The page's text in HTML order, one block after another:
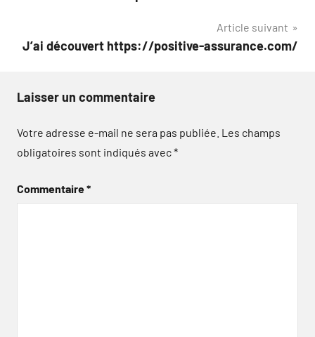
de
Article suivant
J’ai découvert https://positive-assurance.com/
Laisser un commentaire
Votre adresse e-mail ne sera pas publiée. Les champs
obligatoires sont indiqués avec*
Commentaire*